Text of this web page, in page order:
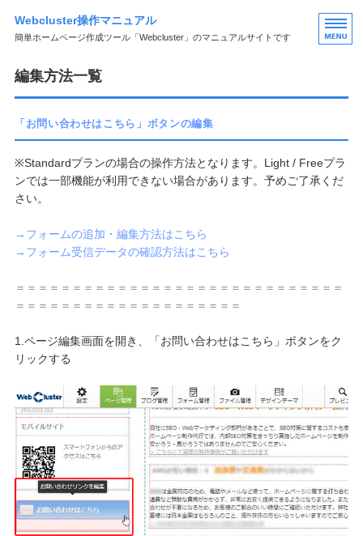
Webcluster操作マニュアル
簡単ホームページ作成ツール「Webcluster」のマニュアルサイトです
HOME
フォームの編集
ブログの編集
編集方法一覧
「お問い合わせはこちら」ボタンの編集
※Standardプランの場合の操作方法となります。Light / Freeプラ
ンでは一部機能が利用できない場合があります。予めご了承くだ
さい。
→フォームの追加・編集方法はこちら
→フォーム受信データの確認方法はこちら
＝＝＝＝＝＝＝＝＝＝＝＝＝＝＝＝＝＝＝＝＝＝＝＝＝＝＝＝＝
＝＝＝＝＝＝＝＝＝＝＝＝＝＝＝＝＝＝＝＝
1.ページ編集画面を開き、「お問い合わせはこちら」ボタンをク
リックする